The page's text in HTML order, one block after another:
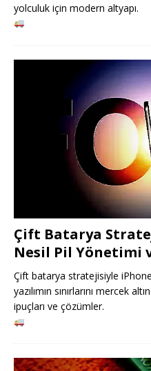
yolculuk için modern altyapı.
Çift Batarya
Nesil Pil Yönetimi
Çift batarya stratejisiyle
yazılımın sınırlarını mercek
ipuçları ve çözümler.